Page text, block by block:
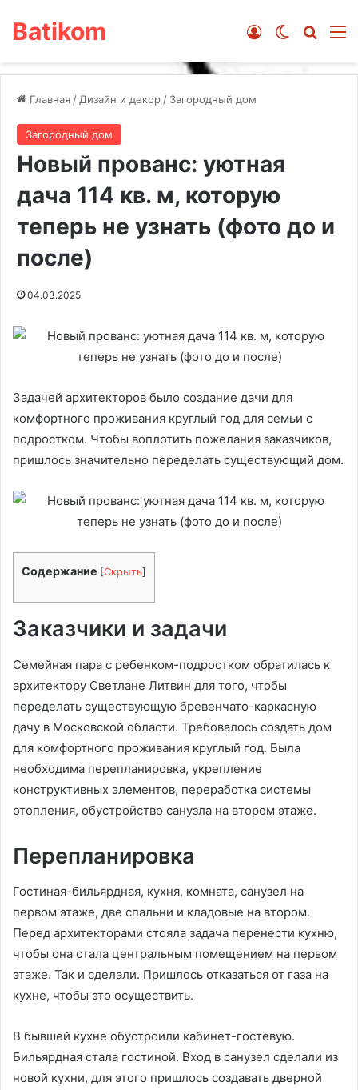
Batikom Switch skin
Войти
Главная / Дизайн и декор / Загородный дом
Загородный дом
Новый прованс: уютная
дача 114 кв. м, которую
теперь не узнать (фото до и
после)
04.03.2025
Задачей архитекторов было создание дачи для
комфортного проживания круглый год для семьи с
подростком. Чтобы воплотить пожелания заказчиков,
пришлось значительно переделать существующий дом.
Содержание [Скрыть]
Заказчики и задачи
Семейная пара с ребенком-подростком обратилась к
архитектору Светлане Литвин для того, чтобы
переделать существующую бревенчато-каркасную
дачу в Московской области. Требовалось создать дом
для комфортного проживания круглый год. Была
необходима перепланировка, укрепление
конструктивных элементов, переработка системы
отопления, обустройство санузла на втором этаже.
Перепланировка
Гостиная-бильярдная, кухня, комната, санузел на
первом этаже, две спальни и кладовые на втором.
Перед архитекторами стояла задача перенести кухню,
чтобы она стала центральным помещением на первом
этаже. Так и сделали. Пришлось отказаться от газа на
кухне, чтобы это осуществить.
В бывшей кухне обустроили кабинет-гостевую.
Бильярдная стала гостиной. Вход в санузел сделали из
новой кухни, для этого пришлось создавать дверной